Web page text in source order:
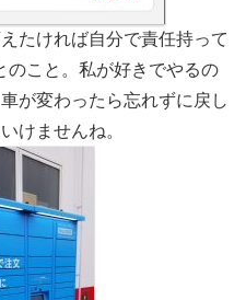
たければ自分で責任持って
のこと。私が好きでやるの
が変わったら忘れずに戻し
けませんね。